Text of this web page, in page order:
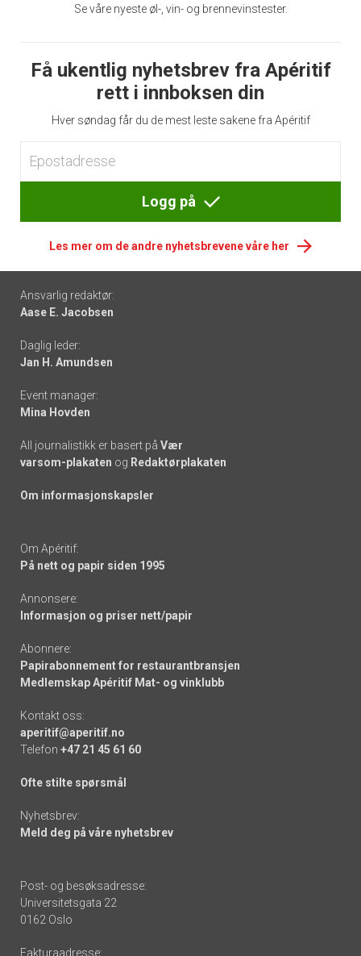
Se våre nyeste øl-, vin- og brennevinstester.
Få ukentlig nyhetsbrev fra Apéritif
rett i innboksen din
Hver søndag får du de mest leste sakene fra Apéritif
Logg på
Les mer om de andre nyhetsbrevene våre her
Footer
-
links
Ansvarlig redaktør:
Aase E. Jacobsen
Daglig leder:
Jan H. Amundsen
Event manager:
Mina Hovden
All journalistikk er basert på Vær
varsom-plakaten og Redaktørplakaten
Om informasjonskapsler
Om Apéritif:
På nett og papir siden 1995
Annonsere:
Informasjon og priser nett/papir
Abonnere:
Papirabonnement for restaurantbransjen
Medlemskap Apéritif Mat- og vinklubb
Kontakt oss:
aperitif@aperitif.no
Telefon +47 21 45 61 60
Ofte stilte spørsmål
Nyhetsbrev:
Meld deg på våre nyhetsbrev
Post- og besøksadresse:
Universitetsgata 22
0162 Oslo
Fakturaadresse: